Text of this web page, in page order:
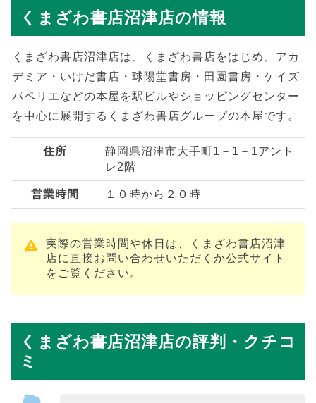
くまざわ書店沼津店の情報
くまざわ書店沼津店は、くまざわ書店をはじめ、アカ
デミア・いけだ書店・球陽堂書房・田園書房・ケイズ
パペリエなどの本屋を駅ビルやショッピングセンター
を中心に展開するくまざわ書店グループの本屋です。
住所
静岡県沼津市大手町1－1－1アント
レ2階
営業時間 １０時から２０時
実際の営業時間や休日は、くまざわ書店沼津
店に直接お問い合わせいただくか公式サイト
をご覧ください。
くまざわ書店沼津店の評判・クチコ
ミ